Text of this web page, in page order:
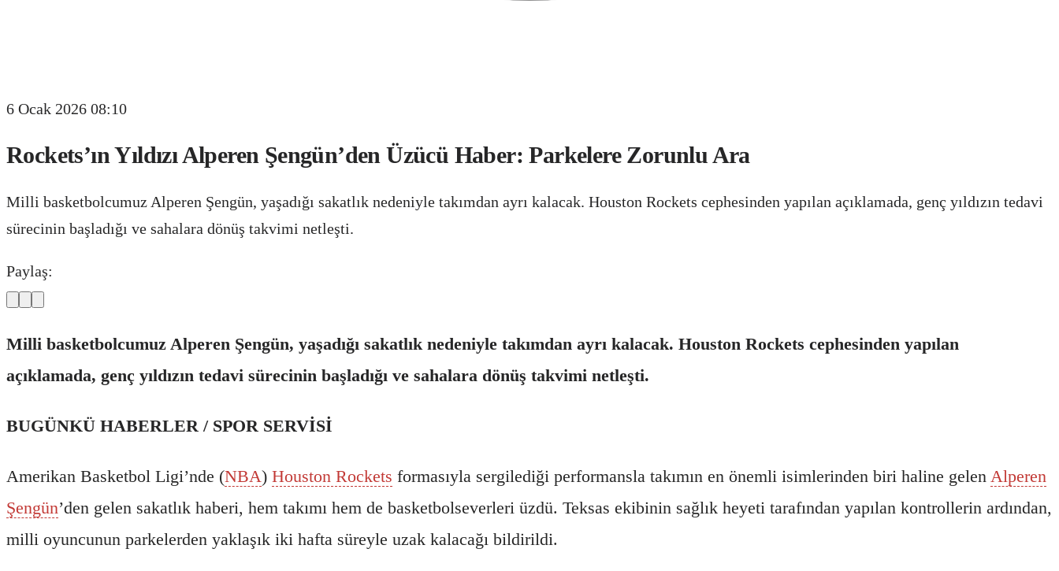
6 Ocak 2026 08:10
Rockets’ın Yıldızı Alperen Şengün’den Üzücü Haber: Parkelere Zorunlu Ara
Milli basketbolcumuz Alperen Şengün, yaşadığı sakatlık nedeniyle takımdan ayrı kalacak. Houston Rockets cephesinden yapılan açıklamada, genç yıldızın tedavi
sürecinin başladığı ve sahalara dönüş takvimi netleşti.
Paylaş:
Milli basketbolcumuz Alperen Şengün, yaşadığı sakatlık nedeniyle takımdan ayrı kalacak. Houston Rockets cephesinden yapılan
açıklamada, genç yıldızın tedavi sürecinin başladığı ve sahalara dönüş takvimi netleşti.
BUGÜNKÜ HABERLER / SPOR SERVİSİ
Amerikan Basketbol Ligi’nde (NBA) Houston Rockets formasıyla sergilediği performansla takımın en önemli isimlerinden biri haline gelen Alperen
Şengün’den gelen sakatlık haberi, hem takımı hem de basketbolseverleri üzdü. Teksas ekibinin sağlık heyeti tarafından yapılan kontrollerin ardından,
milli oyuncunun parkelerden yaklaşık iki hafta süreyle uzak kalacağı bildirildi.